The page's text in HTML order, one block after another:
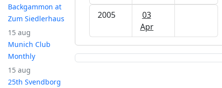
Backgammon at
Zum Siedlerhaus
15 aug
Munich Club
Monthly
15 aug
25th Svendborg
2005
03
Apr